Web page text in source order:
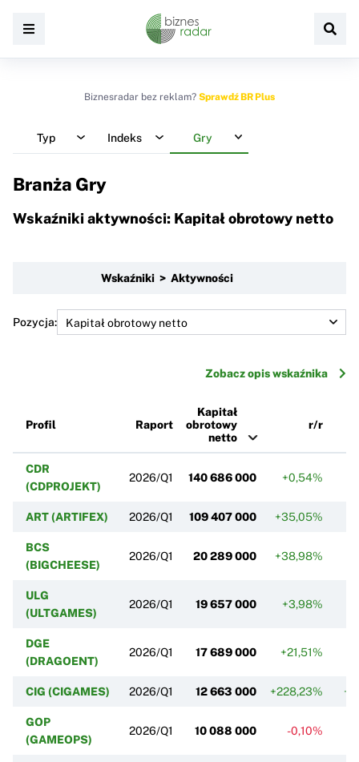
Biznesradar bez reklam? Sprawdź BR Plus
Typ Indeks Gry
Branża Gry
Wskaźniki aktywności: Kapitał obrotowy netto
Wskaźniki > Aktywności
Pozycja:
Zobacz opis wskaźnika
Profil Raport
Kapitał
obrotowy
netto
r/r
CDR
(CDPROJEKT)
2026/Q1 140 686 000 +0,54%
ART (ARTIFEX) 2026/Q1 109 407 000 +35,05%
BCS
(BIGCHEESE)
2026/Q1 20 289 000 +38,98%
ULG
(ULTGAMES)
2026/Q1 19 657 000 +3,98%
DGE
(DRAGOENT)
2026/Q1 17 689 000 +21,51%
CIG (CIGAMES) 2026/Q1 12 663 000 +228,23%
GOP
(GAMEOPS)
2026/Q1 10 088 000 -0,10%